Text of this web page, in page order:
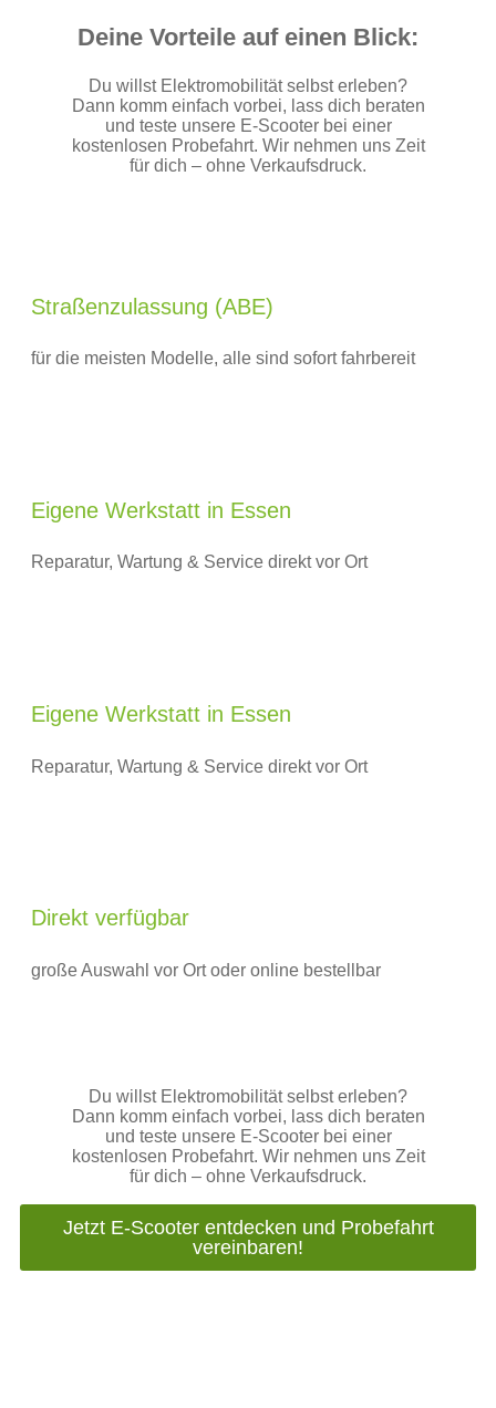
Deine Vorteile auf einen Blick:
Du willst Elektromobilität selbst erleben?
Dann komm einfach vorbei, lass dich beraten
und teste unsere E‑Scooter bei einer
kostenlosen Probefahrt. Wir nehmen uns Zeit
für dich – ohne Verkaufsdruck.
Straßenzulassung (ABE)
für die meisten Modelle, alle sind sofort fahrbereit
Eigene Werkstatt in Essen
Reparatur, Wartung & Service direkt vor Ort
Eigene Werkstatt in Essen
Reparatur, Wartung & Service direkt vor Ort
Direkt verfügbar
große Auswahl vor Ort oder online bestellbar
Du willst Elektromobilität selbst erleben?
Dann komm einfach vorbei, lass dich beraten
und teste unsere E‑Scooter bei einer
kostenlosen Probefahrt. Wir nehmen uns Zeit
für dich – ohne Verkaufsdruck.
Jetzt E‑Scooter entdecken und Probefahrt
vereinbaren!